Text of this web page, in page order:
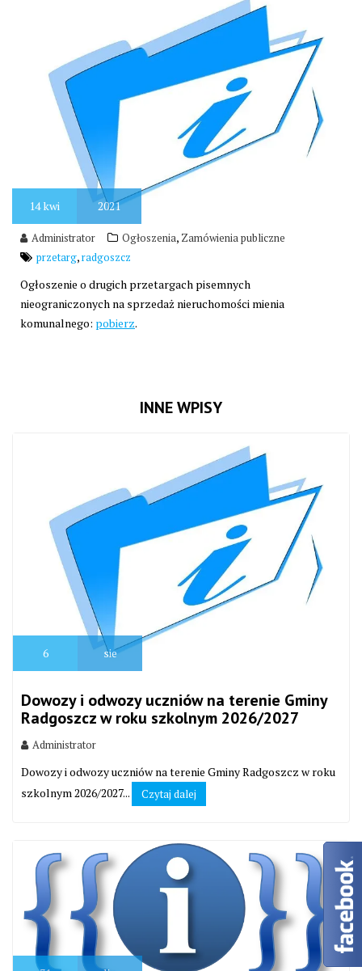
14kwi 2021
Administrator Ogłoszenia, Zamówienia publiczne
przetarg,radgoszcz
Ogłoszenie o drugich przetargach pisemnych
nieograniczonych na sprzedaż nieruchomości mienia
komunalnego: pobierz.
INNE WPISY
6 sie
Dowozy i odwozy uczniów na terenie Gminy
Radgoszcz w roku szkolnym 2026/2027
Administrator
Dowozy i odwozy uczniów na terenie Gminy Radgoszcz w roku
szkolnym 2026/2027...
Czytaj dalej